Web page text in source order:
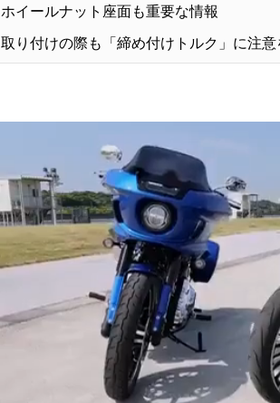
ホイールナット座面も重要な情報
取り付けの際も「締め付けトルク」に注意